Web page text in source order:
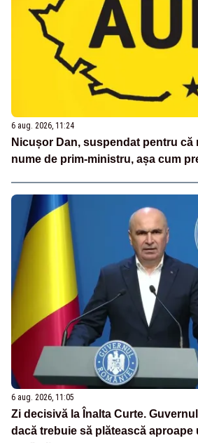
6 aug. 2026, 11:24
Nicușor Dan, suspendat pentru că
nume de prim-ministru, așa cum
6 aug. 2026, 11:05
Zi decisivă la Înalta Curte.
dacă trebuie să plătească aproape